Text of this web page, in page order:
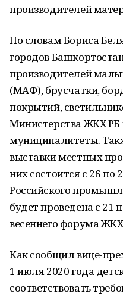
производителей
По словам Бориса
городов
производителей
(МАФ), брусчатки,
покрытий,
Министерства ЖКХ РБ
муниципалитеты.
выставки местных
них состоится с 26 по
Российского
будет проведена с 21
весеннего форума
Как сообщил вице-
1 июля 2020 года
соответствовать